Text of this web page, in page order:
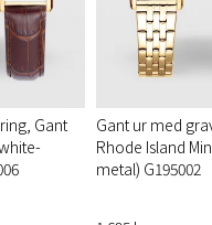
Gant
Gant ur med
Rhode Island
metal) G195002